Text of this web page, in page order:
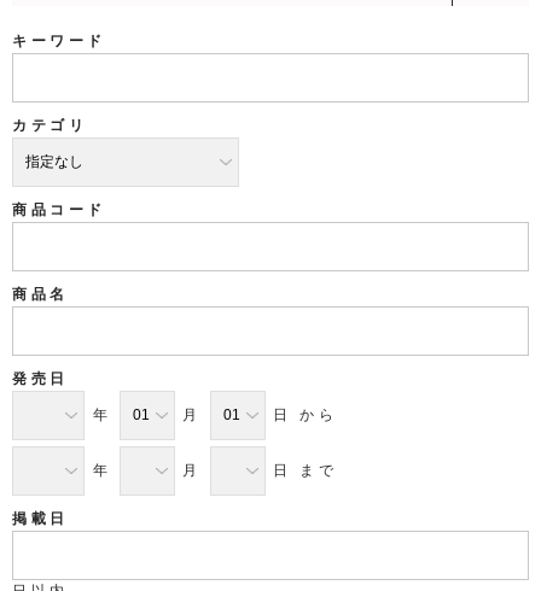
キーワード
カテゴリ
商品コード
商品名
発売日
年 月 日 から
年 月 日 まで
掲載日